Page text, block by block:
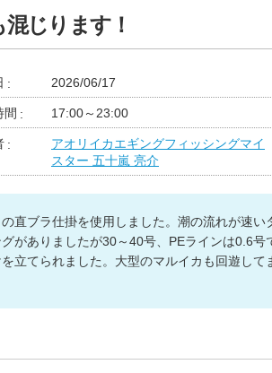
じります！
2026/06/17
間 17:00～23:00
アオリイカエギングフィッシングマイ
スター 五十嵐 亮介
直ブラ仕掛を使用しました。潮の流れが速い
がありましたが30～40号、PEラインは0.6号
立てられました。大型のマルイカも回遊して